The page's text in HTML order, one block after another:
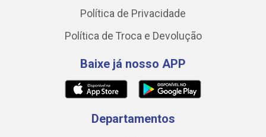
Política de Privacidade
Política de Troca e Devolução
Baixe já nosso APP
Departamentos